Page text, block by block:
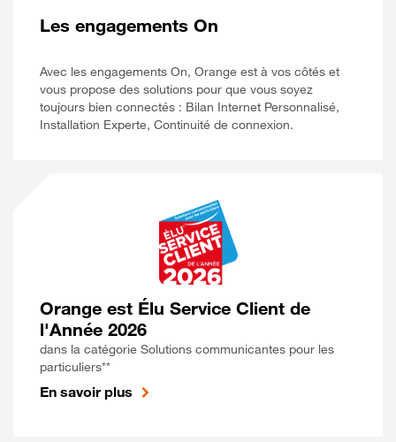
Les engagements On
Avec les engagements On, Orange est à vos côtés et
vous propose des solutions pour que vous soyez
toujours bien connectés : Bilan Internet Personnalisé,
Installation Experte, Continuité de connexion.
Orange est Élu Service Client de
l'Année 2026
dans la catégorie Solutions communicantes pour les
particuliers**
En savoir plus